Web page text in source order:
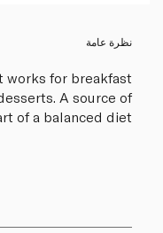
نظرة عامة
works for breakfast
A source of
of a balanced diet.